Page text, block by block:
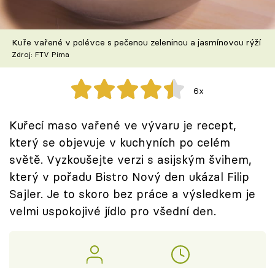
Speciál: Cuketa
Těhotnej kuchař
Sledujte prima+
Přihlášení
Sledujte nás
Kuře vařené v polévce s pečenou zeleninou a jasmínovou rýží
Zdroj: FTV Pima
6x
Kuřecí maso vařené ve vývaru je recept,
který se objevuje v kuchyních po celém
světě. Vyzkoušejte verzi s asijským švihem,
který v pořadu Bistro Nový den ukázal Filip
Sajler. Je to skoro bez práce a výsledkem je
velmi uspokojivé jídlo pro všední den.